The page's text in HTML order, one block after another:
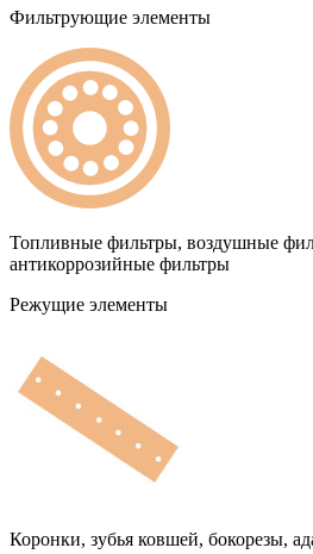
Фильтрующие элементы
Топливные фильтры, воздушные
антикоррозийные фильтры
Режущие элементы
Коронки, зубья ковшей, бокорезы,